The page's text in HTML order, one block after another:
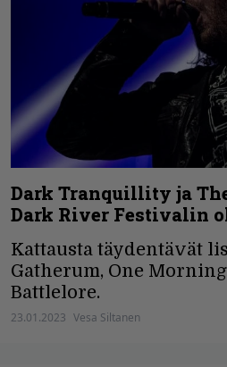
Dark Tranquillity ja
Dark River Festivalin
Kattausta täydentävät
Gatherum, One
Battlelore.
23.01.2023 Vesa Siltanen